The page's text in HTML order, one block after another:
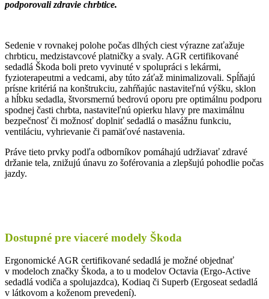
podporovali zdravie chrbtice.
Sedenie v rovnakej polohe počas dlhých ciest výrazne zaťažuje
chrbticu, medzistavcové platničky a svaly. AGR certifikované
sedadlá Škoda boli preto vyvinuté v spolupráci s lekármi,
fyzioterapeutmi a vedcami, aby túto záťaž minimalizovali. Spĺňajú
prísne kritériá na konštrukciu, zahŕňajúc nastaviteľnú výšku, sklon
a hĺbku sedadla, štvorsmernú bedrovú oporu pre optimálnu podporu
spodnej časti chrbta, nastaviteľnú opierku hlavy pre maximálnu
bezpečnosť či možnosť doplniť sedadlá o masážnu funkciu,
ventiláciu, vyhrievanie či pamäťové nastavenia.
Práve tieto prvky podľa odborníkov pomáhajú udržiavať zdravé
držanie tela, znižujú únavu zo šoférovania a zlepšujú pohodlie počas
jazdy.
Dostupné pre viaceré modely Škoda
Ergonomické AGR certifikované sedadlá je možné objednať
v modeloch značky Škoda, a to u modelov Octavia (Ergo-Active
sedadlá vodiča a spolujazdca), Kodiaq či Superb (Ergoseat sedadlá
v látkovom a koženom prevedení).